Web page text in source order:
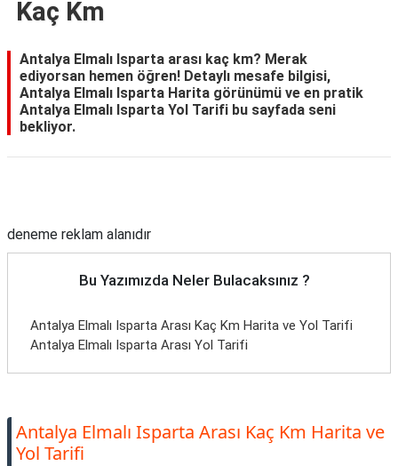
Kaç Km
Antalya Elmalı Isparta arası kaç km? Merak
ediyorsan hemen öğren! Detaylı mesafe bilgisi,
Antalya Elmalı Isparta Harita görünümü ve en pratik
Antalya Elmalı Isparta Yol Tarifi bu sayfada seni
bekliyor.
deneme reklam alanıdır
Bu Yazımızda Neler Bulacaksınız ?
Antalya Elmalı Isparta Arası Kaç Km Harita ve Yol Tarifi
Antalya Elmalı Isparta Arası Yol Tarifi
Antalya Elmalı Isparta Arası Kaç Km Harita ve
Yol Tarifi